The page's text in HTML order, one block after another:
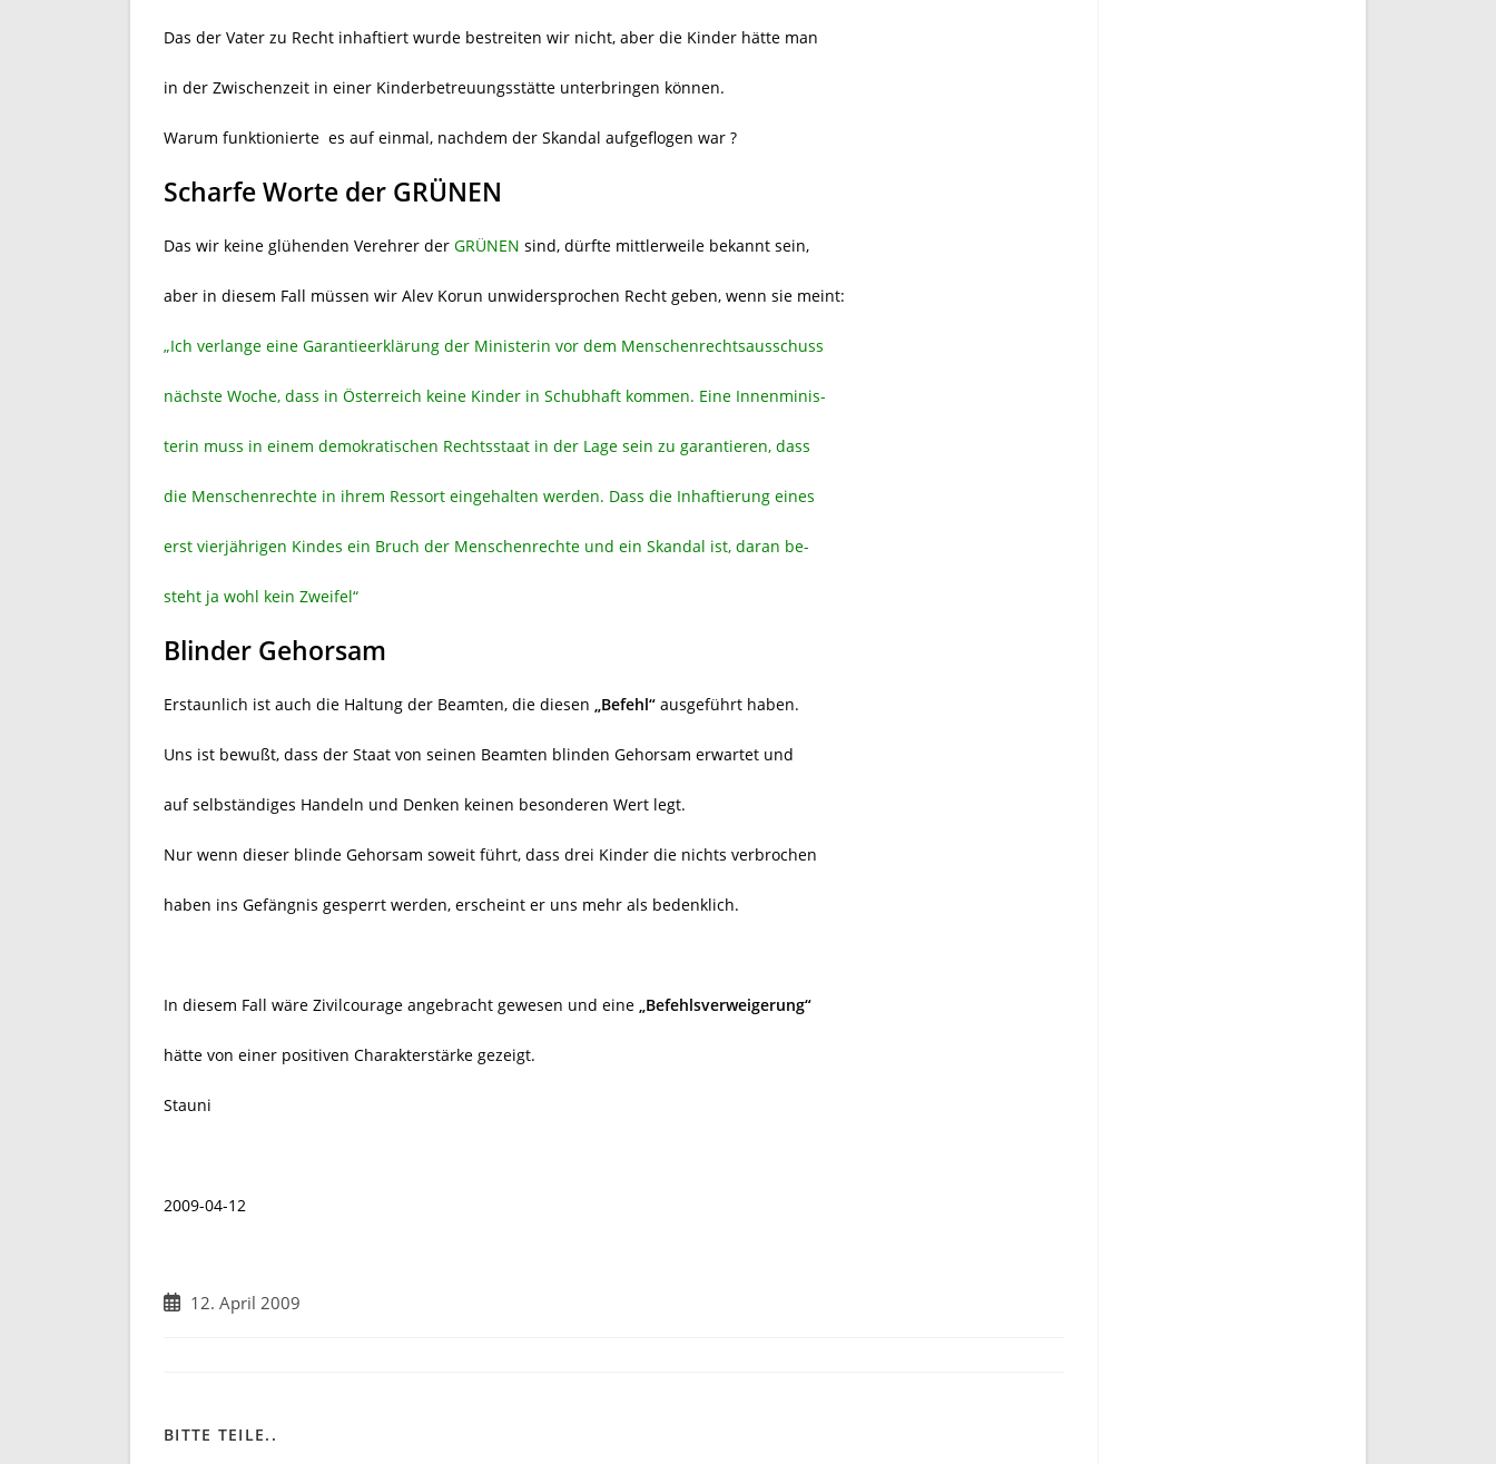
Das der Vater zu Recht inhaftiert wurde bestreiten wir nicht, aber die Kinder hätte man
in der Zwischenzeit in einer Kinderbetreuungsstätte unterbringen können.
Warum funktionierte es auf einmal, nachdem der Skandal aufgeflogen war ?
Scharfe Worte der GRÜNEN
Das wir keine glühenden Verehrer der GRÜNEN sind, dürfte mittlerweile bekannt sein,
aber in diesem Fall müssen wir Alev Korun unwidersprochen Recht geben, wenn sie meint:
„Ich verlange eine Garantieerklärung der Ministerin vor dem Menschenrechtsausschuss
nächste Woche, dass in Österreich keine Kinder in Schubhaft kommen. Eine Innenminis-
terin muss in einem demokratischen Rechtsstaat in der Lage sein zu garantieren, dass
die Menschenrechte in ihrem Ressort eingehalten werden. Dass die Inhaftierung eines
erst vierjährigen Kindes ein Bruch der Menschenrechte und ein Skandal ist, daran be-
steht ja wohl kein Zweifel“
Blinder Gehorsam
Erstaunlich ist auch die Haltung der Beamten, die diesen „Befehl“ ausgeführt haben.
Uns ist bewußt, dass der Staat von seinen Beamten blinden Gehorsam erwartet und
auf selbständiges Handeln und Denken keinen besonderen Wert legt.
Nur wenn dieser blinde Gehorsam soweit führt, dass drei Kinder die nichts verbrochen
haben ins Gefängnis gesperrt werden, erscheint er uns mehr als bedenklich.
In diesem Fall wäre Zivilcourage angebracht gewesen und eine „Befehlsverweigerung“
hätte von einer positiven Charakterstärke gezeigt.
Stauni
2009-04-12
Beitrag12. April 2009
BITTE TEILE..